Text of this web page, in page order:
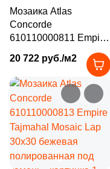
Мозаика Atlas
Concorde
610110000811 Empire
Statuario Mosaic Lap
30x30 бежевая
полированная под
20 722 руб./м2